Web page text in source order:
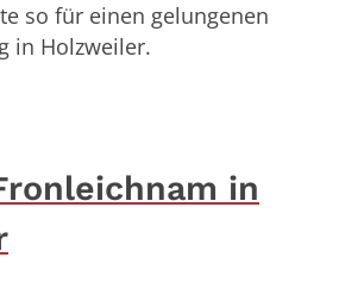
so für einen gelungenen
in Holzweiler.
in